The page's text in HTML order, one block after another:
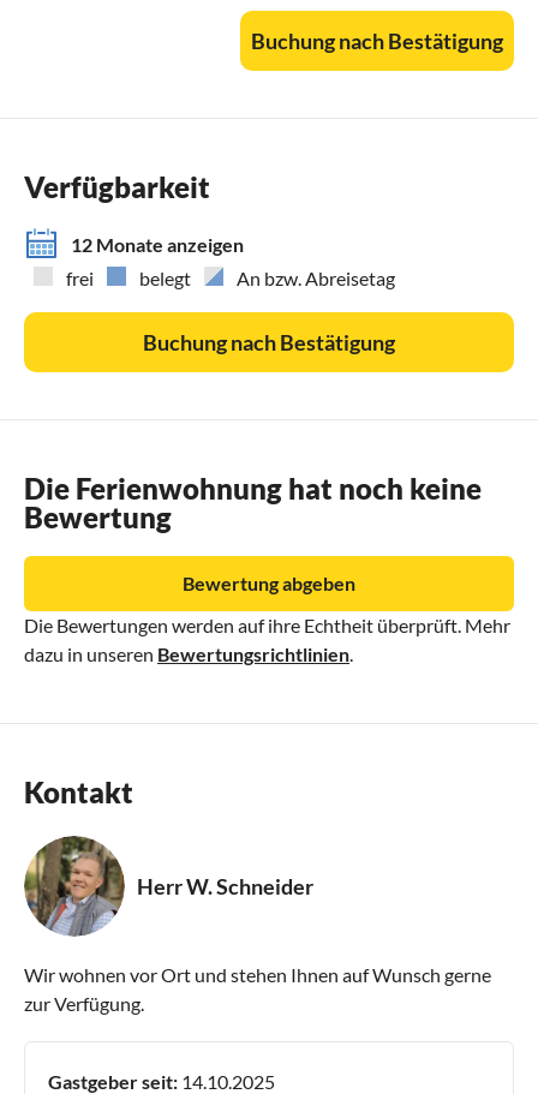
oder Balkon Ihre Zigarette geniessen.
Buchung nach Bestätigung
Verfügbarkeit
12 Monate anzeigen
frei
belegt An bzw. Abreisetag
Buchung nach Bestätigung
Die Ferienwohnung hat noch keine
Bewertung
Die Bewertungen werden auf ihre Echtheit überprüft. Mehr
dazu in unseren Bewertungsrichtlinien
Bewertung abgeben
Kontakt
Herr W. Schneider
Wir wohnen vor Ort und stehen Ihnen auf Wunsch gerne
zur Verfügung.
Gastgeber seit: 14.10.2025